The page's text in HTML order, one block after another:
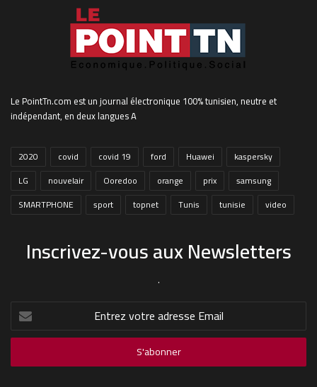
Le PointTn.com est un journal électronique 100% tunisien, neutre et
indépendant, en deux langues A
2020 covid covid 19 ford Huawei
kaspersky
LG
nouvelair Ooredoo orange prix
samsung
SMARTPHONE
sport topnet Tunis tunisie video
Inscrivez-vous aux Newsletters
.
Entrez
votre
adresse